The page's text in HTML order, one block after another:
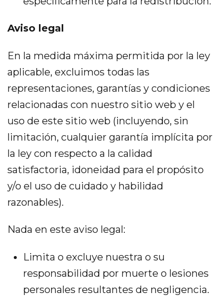
Aviso legal
En la medida máxima permitida por la ley
aplicable, excluimos todas las
representaciones, garantías y condiciones
relacionadas con nuestro sitio web y el
uso de este sitio web (incluyendo, sin
limitación, cualquier garantía implícita por
la ley con respecto a la calidad
satisfactoria, idoneidad para el propósito
y/o el uso de cuidado y habilidad
razonables).
Nada en este aviso legal:
Limita o excluye nuestra o su
responsabilidad por muerte o lesiones
personales resultantes de negligencia.